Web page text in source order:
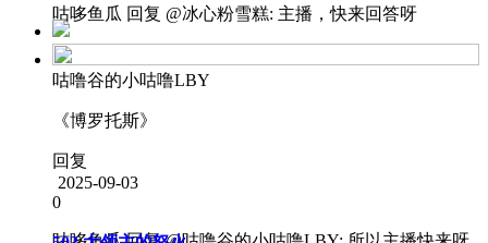
咕哆鱼瓜 回复 @冰心粉雪糕: 主播，快来回答呀
咕噜谷的小咕噜LBY
《博罗托斯》
回复
2025-09-03
0